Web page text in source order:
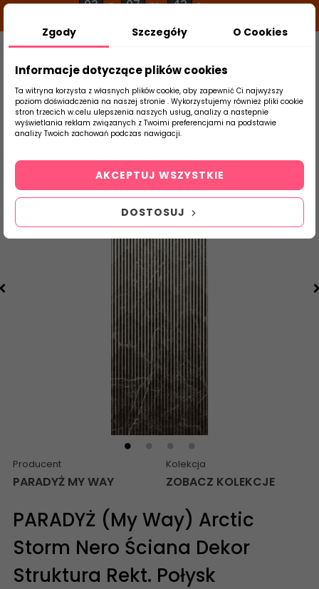
03 g 07 m 43 s
Szukaj
produktu
Strona Główna Płytki Łazienkowe
Producent
PARADYŻ MY WAY
Kolekcja
ZOBACZ KOLEKCJE
PARADYŻ (My Way) Arctic
Storm Nero Ściana Dekor
Struktura Rekt. Połysk
Zgody Szczegóły O Cookies
Informacje dotyczące plików cookies
Ta witryna korzysta z własnych plików cookie, aby zapewnić Ci najwyższy
poziom doświadczenia na naszej stronie . Wykorzystujemy również pliki cookie
stron trzecich w celu ulepszenia naszych usług, analizy a nastepnie
wyświetlania reklam związanych z Twoimi preferencjami na podstawie
analizy Twoich zachowań podczas nawigacji.
DOSTOSUJ
AKCEPTUJ WSZYSTKIE